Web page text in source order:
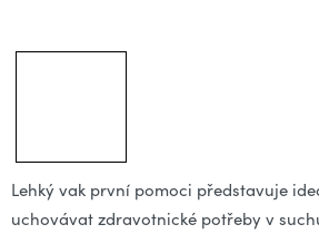
Lehký vak první pomoci představuje
uchovávat zdravotnické potřeby v